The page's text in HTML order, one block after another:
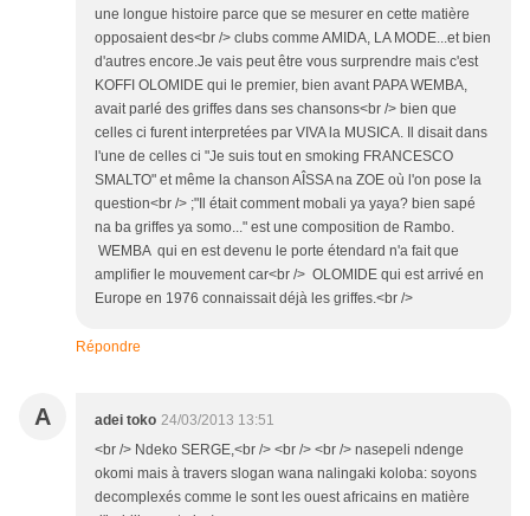
une longue histoire parce que se mesurer en cette matière
opposaient des<br /> clubs comme AMIDA, LA MODE...et bien
d'autres encore.Je vais peut être vous surprendre mais c'est
KOFFI OLOMIDE qui le premier, bien avant PAPA WEMBA,
avait parlé des griffes dans ses chansons<br /> bien que
celles ci furent interpretées par VIVA la MUSICA. Il disait dans
l'une de celles ci "Je suis tout en smoking FRANCESCO
SMALTO" et même la chanson AÎSSA na ZOE où l'on pose la
question<br /> ;"Il était comment mobali ya yaya? bien sapé
na ba griffes ya somo..." est une composition de Rambo.
WEMBA qui en est devenu le porte étendard n'a fait que
amplifier le mouvement car<br /> OLOMIDE qui est arrivé en
Europe en 1976 connaissait déjà les griffes.<br />
Répondre
A adei toko 24/03/2013 13:51
<br /> Ndeko SERGE,<br /> <br /> <br /> nasepeli ndenge
okomi mais à travers slogan wana nalingaki koloba: soyons
decomplexés comme le sont les ouest africains en matière